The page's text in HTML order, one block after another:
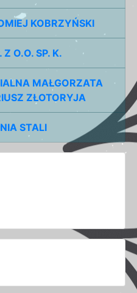
KOBRZYŃSKI
Z O.O. SP. K.
MAŁGORZATA
ZŁOTORYJA
STALI